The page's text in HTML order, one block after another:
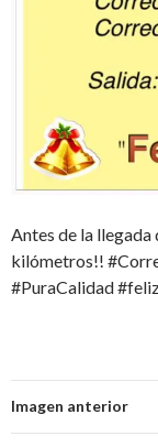
Antes de la
kilómetros!!
#PuraCalidad
Imagen anterior